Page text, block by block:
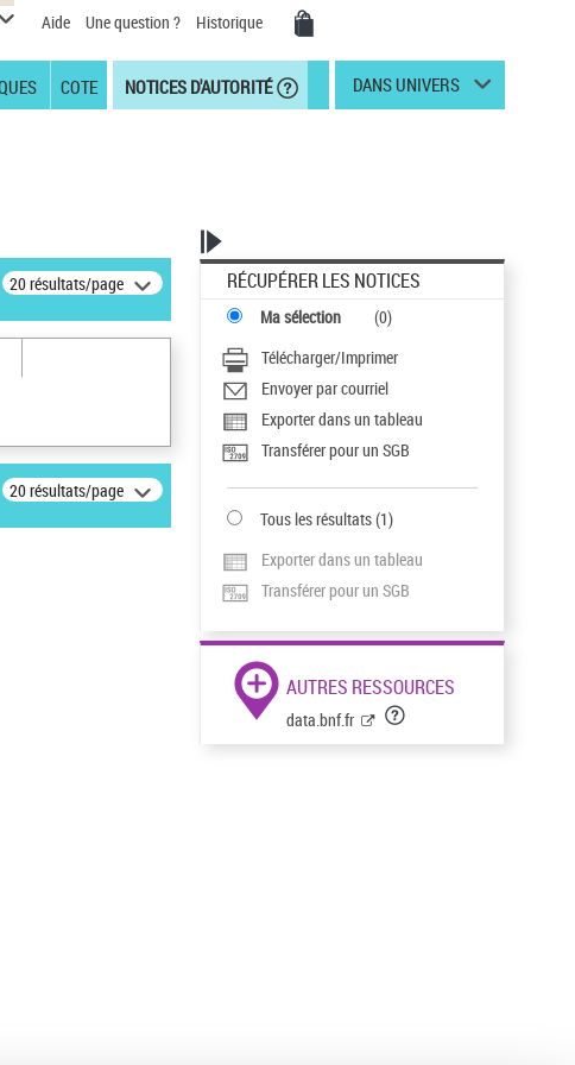
Aide Une question ? Historique
COTE NOTICES D'AUTORITÉ DANS UNIVERS
20 résultats/page
20 résultats/page
RÉCUPÉRER LES NOTICES
Ma sélection (0)
Télécharger/Imprimer
Envoyer par courriel
Exporter dans un tableau
Transférer pour un SGB
Tous les résultats(1)
Exporter dans un tableau
Transférer pour un SGB
AUTRES RESSOURCES
data.bnf.fr